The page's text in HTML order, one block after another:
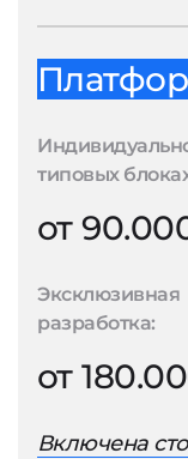
типовых
от
Эксклюзивная
разработка:
от
Включена